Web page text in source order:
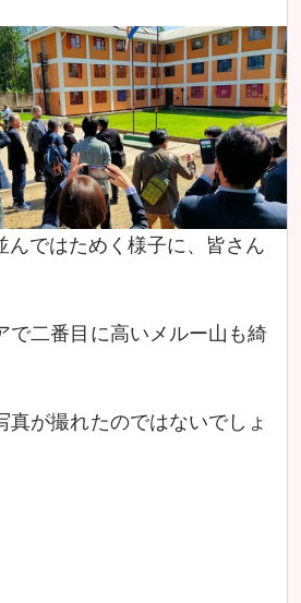
ではためく様子に、皆さん
で二番目に高いメルー山も綺
が撮れたのではないでしょ